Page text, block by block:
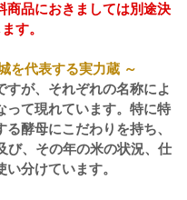
品におきましては別途決
す。
を代表する実力蔵 ～
が、それぞれの名称によ
って現れています。特に特
酵母にこだわりを持ち、
び、その年の米の状況、仕
分けています。